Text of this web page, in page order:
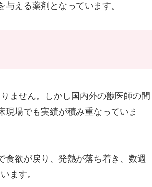
える薬剤となっています。
ません。しかし国内外の獣医師の間
現場でも実績が積み重なっていま
食欲が戻り、発熱が落ち着き、数週
ます。